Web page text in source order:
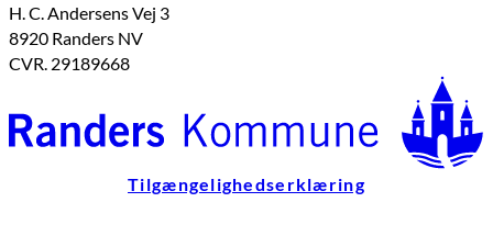
H. C. Andersens Vej 3
8920 Randers NV
CVR. 29189668
Tilgængelighedserklæring